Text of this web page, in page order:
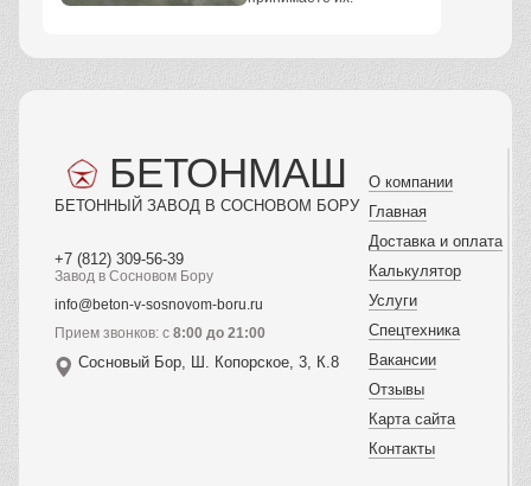
БЕТОНМАШ
БЕТОННЫЙ ЗАВОД В СОСНОВОМ БОРУ
+7 (812) 309-56-39
Завод в Сосновом Бору
info@beton-v-sosnovom-boru.ru
Прием звонков: с 8:00 до 21:00
Сосновый Бор, Ш. Копорское, 3, К.8
О компании
Главная
Доставка и оплата
Калькулятор
Услуги
Спецтехника
Вакансии
Отзывы
Карта сайта
Контакты